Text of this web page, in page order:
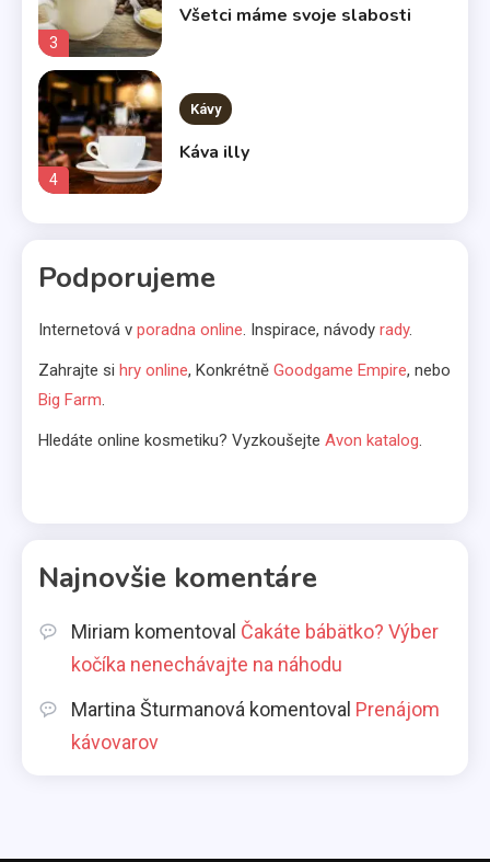
3
Všetci máme svoje slabosti
4
Kávy
Káva illy
Vo svetle reflektorov
Bábätká
nenechávajte na náhodu
1
Prenájom kávovarov
Komerčné články
slobodné mamičky?
Podporujeme
Internetová v poradna online. Inspirace, návody rady.
Zahrajte si hry online, Konkrétně Goodgame Empire, nebo
Big Farm.
Hledáte online kosmetiku? Vyzkoušejte Avon katalog.
Najnovšie komentáre
Miriam komentoval Čakáte bábätko? Výber
kočíka nenechávajte na náhodu
Martina Šturmanová komentoval Prenájom
kávovarov